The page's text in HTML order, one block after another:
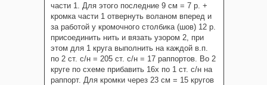
части 1. Для этого последние 9 см = 7 р. +
кромка части 1 отвернуть воланом вперед и
за работой у кромочного столбика (шов) 12 р.
присоединить нить и вязать узором 2, при
этом для 1 круга выполнить на каждой в.п.
по 2 ст. с/н = 205 ст. с/н = 17 раппортов. Во 2
круге по схеме прибавить 16х по 1 ст. с/н на
раппорт. Для кромки через 23 см = 15 кругов